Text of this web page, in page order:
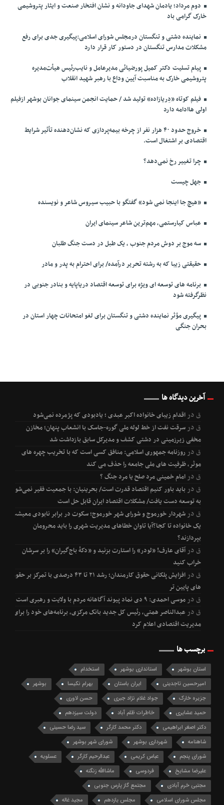
دوم مرداد؛ یادمان شهدای جاودانه و نشان افتخار صنعت و ایثار پتروشیمی
خارک گرامی باد
نماینده دشتی و تنگستان درمجلس شورای اسلامی:پیگیری جدی برای رفع
مشکلات مدارس تنگستان در دستور کار قرار دارد
پیام تسلیت دکتر کمیل پورضیائی مدیرعامل و نایب‌رئیس هیأت‌مدیره
پتروشیمی خارک به مناسبت آیین وداع با رهبر شهید انقلاب
فیلم کوتاه «دِریازاده» تولید شد / حمایت انجمن سینمای جوانان بوشهر ازفیلم
اولی هاادامه دارد
خروج حدود ۴۰ هزار نفر از چرخه بیمه‌پردازی که نشان‌دهنده تأثیر شرایط
اقتصادی بر اشتغال است.
چرا تغییر رخ نمی‌دهد؟
جهل چیست
«هیچ جا اینجا نمی شود» گفتگو با حبیب سیروس شاعر و نویسنده
عباس کیارستمی، مهم‌ترین شاعر سینمای ایران
سه موج بر دوش مردم جنوب ، یک طبل در دست جنگ طلبان
حقیقتی زیبا که به رشته تحریر درآمده/ برای احترام به پدر و مادر
برنامه های توسعه ای ویژه برای توسعه اقتصاد دریاپایه و بنادر جنوبی در
نظرگرفته شود
پیگیری مؤثر نماینده دشتی و تنگستان برای لغو امتحانات چهار استان در
بحران جنگی
آخرین دیدگاه ها
قدراقدام زیبای خانواده اکبر عبدی ؛ یادبودی که پژمرده نمی‌شود
قدرسرقت نفت از خط لوله ملی گوره-جاسک با انشعاب پنهان؛ مخازن
مخفی زیرزمینی در دشتی کشف و مدیرکل سابق بازداشت شد
قدرروزنامه جمهوری اسلامی: منافق کسی است که با تخریب چهره های
موثر، ظرفیت های ملی جامعه را حذف می کند
قدرامام خمینی مرد صلح یا مرد جنگ ؟
قدرباید باور کنیم اقتصاد قدرت است/ بحرینیان: با جمعیت فقیر نمی‌شود
به توسعه دست یافت/ مشکلات اقتصاد ایران قابل حل است
قدرشهردار خورموج و شورای شهر خورموج؛ سکوت در برابر نابودی معیشت
یک خانواده تا کجا؟آیا تاوان خطاهای مدیریت شهری را باید محرومان
بپردازند؟
قدرآقای عارف! «لودر» را استارت بزنید و «دکۀ باج‌گیران» را بر سرشان
خراب کنید
قدر
افزایش پلکانی حقوق کارمندان؛ رشد ۲۱ تا ۴۳ درصدی با تمرکز بر حقوق
های پایین تر
قدرموسی احمدی: ۹ دی نماد پیوند آگاهانه مردم با ولایت و رهبری است
قدرعبدالناصر همتی، رئیس کل جدید بانک مرکزی، برنامه‌های خود را برای
مدیریت اقتصادی اعلام کرد
برچسب ها
استان بوشهر استانداری بوشهر
استخدام
امیرحسین تاجدینی
ایران باستان بهرام نکیسا
بوشهر
جزیره خارک
جواد غلام نژاد جبری
حسن لاوری
حمید عشایری
خاطرات ظلم آباد
دولت سیزدهم
دکتر اصغر ابراهیمی
دکتر محمد کارگر
سید رضا حسینی
شاهنامه
شهرداری بوشهر
شورای شهر بوشهر
شورای پنجم
عباس کریمی عبدالرحیم کارگر
عسلویه
علیرضا مشایخ
فردوسی
ماشاالله زنگنه
مجتبی خرم آبادی
مجتمع گاز پارس جنوبی
مجلس شورای اسلامی
مجلس یازدهم مجید غاله